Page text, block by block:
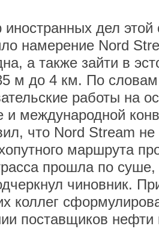
иностранных дел
намерение Nord
а также зайти в
м до 4 км. По
работы на
и международной
что Nord Stream не
маршрута
прошла по суше,
чиновник.
коллег
поставщиков нефти